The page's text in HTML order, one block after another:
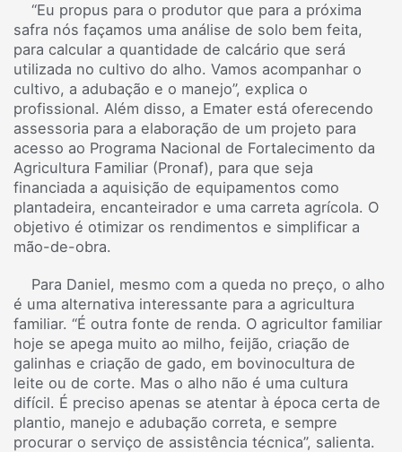
“Eu propus para o produtor que para a próxima
safra nós façamos uma análise de solo bem feita,
para calcular a quantidade de calcário que será
utilizada no cultivo do alho. Vamos acompanhar o
cultivo, a adubação e o manejo”, explica o
profissional. Além disso, a Emater está oferecendo
assessoria para a elaboração de um projeto para
acesso ao Programa Nacional de Fortalecimento da
Agricultura Familiar (Pronaf), para que seja
financiada a aquisição de equipamentos como
plantadeira, encanteirador e uma carreta agrícola. O
objetivo é otimizar os rendimentos e simplificar a
mão-de-obra.
Para Daniel, mesmo com a queda no preço, o alho
é uma alternativa interessante para a agricultura
familiar. “É outra fonte de renda. O agricultor familiar
hoje se apega muito ao milho, feijão, criação de
galinhas e criação de gado, em bovinocultura de
leite ou de corte. Mas o alho não é uma cultura
difícil. É preciso apenas se atentar à época certa de
plantio, manejo e adubação correta, e sempre
procurar o serviço de assistência técnica”, salienta.